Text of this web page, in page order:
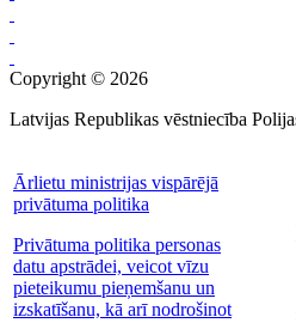
Copyright © 2026
Latvijas Republikas vēstniecība
Ārlietu ministrijas vispārējā
privātuma politika
Privātuma politika personas
datu apstrādei, veicot vīzu
pieteikumu pieņemšanu un
izskatīšanu, kā arī nodrošinot